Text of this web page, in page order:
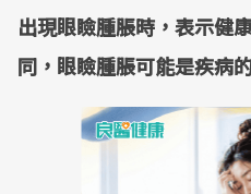
出現眼瞼腫脹時，表示健
同，眼瞼腫脹可能是疾病